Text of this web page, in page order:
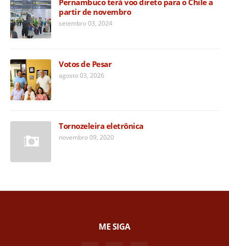
partir de novembro
setembro 03, 2024
Votos de Pesar
agosto 03, 2026
Tornozeleira eletrônica
novembro 09, 2020
ME SIGA